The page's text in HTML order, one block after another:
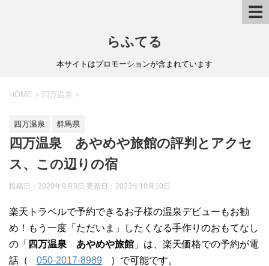
☰
らふてる
本サイトはプロモーションが含まれています
HOME > 四万温泉 >
四万温泉 群馬県
四万温泉 あやめや旅館の評判とアクセ
ス、この辺りの宿
投稿日：2020年9月3日 更新日： 2023年10月10日
楽天トラベルで予約できるお子様の温泉デビューもお勧
め！もう一度「ただいま」したくなる手作りのおもてなし
の「 四万温泉 あやめや旅館 」は、楽天価格での予約が電
話（
050-2017-8989 ）で可能です。